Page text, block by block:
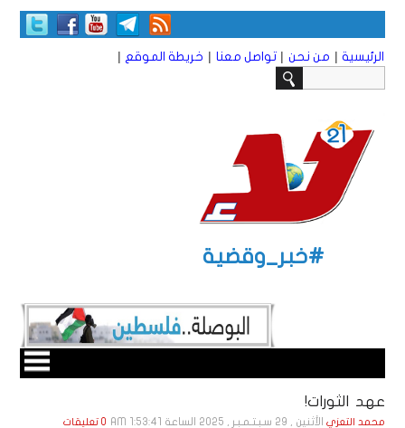
الرئيسية | من نحن | تواصل معنا | خريطة الموقع |
#خبر_وقضية
عهد الثورات!
محمد التعزي الأثنين , 29 سـبـتـمـبـر , 2025 الساعة 1:53:41 AM 0 تعليقات